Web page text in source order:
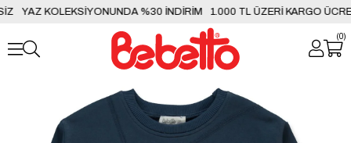
YAZ KOLEKSİYONUNDA %30 İNDİRİM 1.000 TL ÜZERİ KARGO
0